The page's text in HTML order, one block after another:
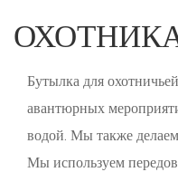
Бутылка для
авантюрных
водой. Мы также
Мы используем